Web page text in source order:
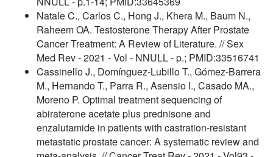
Natale C., Carlos C., Hong J., Khera M., Baum N.,
Raheem OA. Testosterone Therapy After Prostate
Cancer Treatment: A Review of Literature. // Sex
Med Rev - 2021 - Vol - NNULL - p.; PMID:33516741
Cassinello J., Domínguez-Lubillo T., Gómez-Barrera
M., Hernando T., Parra R., Asensio I., Casado MA.,
Moreno P. Optimal treatment sequencing of
abiraterone acetate plus prednisone and
enzalutamide in patients with castration-resistant
metastatic prostate cancer: A systematic review and